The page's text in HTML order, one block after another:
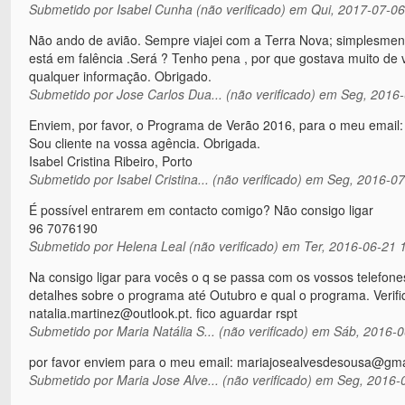
Submetido por Isabel Cunha (não verificado) em Qui, 2017-07-
Não ando de avião. Sempre viajei com a Terra Nova;
está em falência .Será ? Tenho pena , por que gostava muito
qualquer informação. Obrigado.
Submetido porJose Carlos Dua... (não verificado) em Seg,
Enviem, por favor, o Programa de Verão 2016, para o meu
Sou cliente na vossa agência. Obrigada.
Isabel Cristina Ribeiro, Porto
Submetido por Isabel Cristina... (não verificado) em Seg, 2016-
É possível entrarem em contacto comigo? Não consigo ligar
96 7076190
Submetido porHelena Leal (não verificado) em Ter, 2016-06-21
Na consigo ligar para vocês o q se passa com os vossos
detalhes sobre o programa até Outubro e qual o programa.
natalia.martinez@outlook.pt. fico aguardar rspt
Submetido porMaria Natália S... (não verificado) em Sáb, 2016-
por favor enviem para o meu email:
Submetido porMaria Jose Alve... (não verificado) em Seg,